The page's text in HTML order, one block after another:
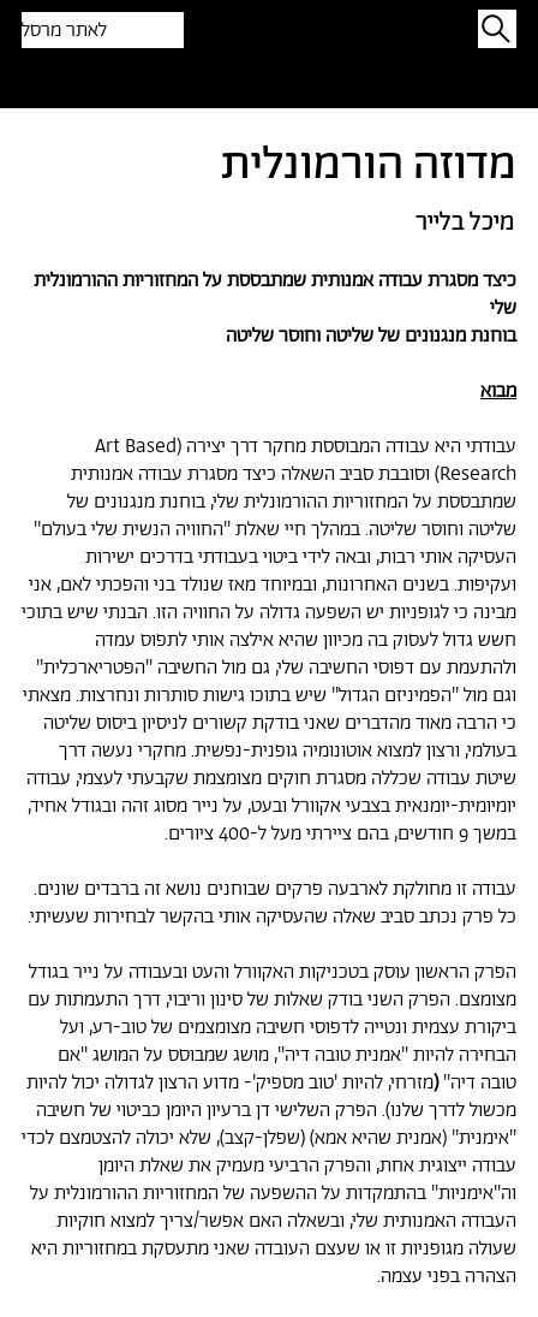
לאתר מרסל
כיצד מסגרת עבודה אמנותית שמתבססת על המחזוריות ההורמונלית
שלי
בוחנת מנגנונים של שליטה וחוסר שליטה
מבוא
עבודתי היא עבודה המבוססת מחקר דרך יצירה (Art Based
Research) וסובבת סביב השאלה כיצד מסגרת עבודה אמנותית
שמתבססת על המחזוריות ההורמונלית שלי, בוחנת מנגנונים של
שליטה וחוסר שליטה. במהלך חיי שאלת ''החוויה הנשית שלי בעולם''
העסיקה אותי רבות, ובאה לידי ביטוי בעבודתי בדרכים ישירות
ועקיפות. בשנים האחרונות, ובמיוחד מאז שנולד בני והפכתי לאם, אני
מבינה כי לגופניות יש השפעה גדולה על החוויה הזו. הבנתי שיש בתוכי
חשש גדול לעסוק בה מכיוון שהיא אילצה אותי לתפוס עמדה
ולהתעמת עם דפוסי החשיבה שלי, גם מול החשיבה ''הפטריארכלית''
וגם מול ''הפמיניזם הגדול'' שיש בתוכו גישות סותרות ונחרצות. מצאתי
כי הרבה מאוד מהדברים שאני בודקת קשורים לניסיון ביסוס שליטה
בעולמי, ורצון למצוא אוטונומיה גופנית-נפשית. מחקרי נעשה דרך
שיטת עבודה שכללה מסגרת חוקים מצומצמת שקבעתי לעצמי, עבודה
יומיומית-יומנאית בצבעי אקוורל ובעט, על נייר מסוג זהה ובגודל אחיד,
במשך 9 חודשים, בהם ציירתי מעל ל-400 ציורים.
עבודה זו מחולקת לארבעה פרקים שבוחנים נושא זה ברבדים שונים.
כל פרק נכתב סביב שאלה שהעסיקה אותי בהקשר לבחירות שעשיתי.
הפרק הראשון עוסק בטכניקות האקוורל והעט ובעבודה על נייר בגודל
מצומצם. הפרק השני בודק שאלות של סינון וריבוי, דרך התעמתות עם
ביקורת עצמית ונטייה לדפוסי חשיבה מצומצמים של טוב-רע, ועל
הבחירה להיות ''אמנית טובה דיה'', מושג שמבוסס על המושג ''אם
טובה דיה''(מזרחי,להיות 'טוב מספיק'- מדוע הרצון לגדולה יכול להיות
מכשול לדרך שלנו). הפרק השלישי דן ברעיון היומן כביטוי של חשיבה
''אימנית'' (אמנית שהיא אמא) (שפלן-קצב), שלא יכולה להצטמצם לכדי
עבודה ייצוגית אחת, והפרק הרביעי מעמיק את שאלת היומן
וה''אימניות'' בהתמקדות על ההשפעה של המחזוריות ההורמונלית על
העבודה האמנותית שלי, ובשאלה האם אפשר/צריך למצוא חוקיות
שעולה מגופניות זו או שעצם העובדה שאני מתעסקת במחזוריות היא
הצהרה בפני עצמה.
מדוזה הורמונלית
מיכל בלייר